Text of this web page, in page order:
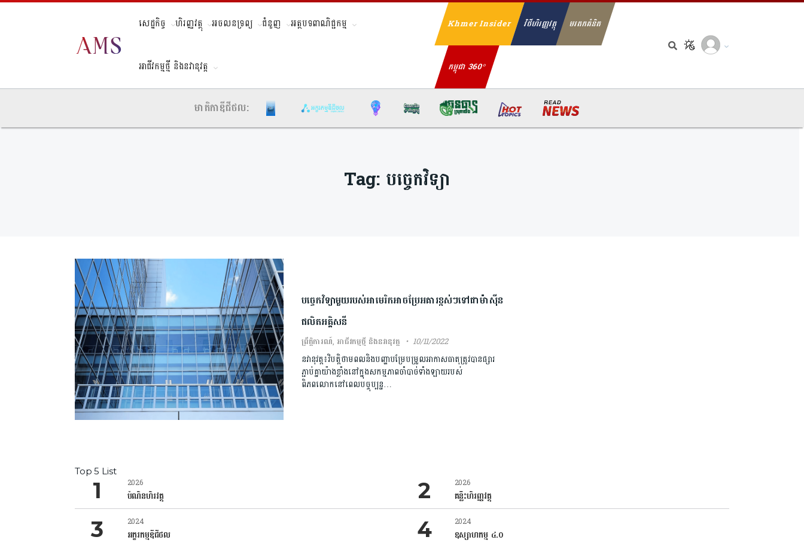
សេដ្ឋកិច្ច ហិរញ្ញវត្ថុ អចលនទ្រព្យ ជំនួញ អត្ថបទពាណិជ្ជកម្ម
អាជីវកម្មថ្មី និងនវានុវត្ត
Khmer Insider វិថីហិរញ្ញវត្ថុ មរតកគំនិត
កម្ពុជា 360°
មាតិកាឌីជីថល:
Tag: បច្ចេ្វកវិទ្យា
បច្ចេកវិទ្យាមួយរបស់អាមេរិកអាចប្រែអគារខ្ពស់ៗទៅជាម៉ាស៊ីន
ផលិតអគ្គិសនី
ព្រឹត្តិការណ៍, អាជីវកម្មថ្មី និងនវានុវត្ត 10/11/2022
នវានុវត្ត៖វិបត្តិថាមពលនិងបញ្ហាបម្រែបម្រួលអាកាសធាតុត្រូវបានផ្សារ
ភ្ជាប់គ្នាយ៉ាងខ្លាំងនៅក្នុងសកម្មភាពចាំបាច់ទាំងឡាយរបស់
ពិភពលោកនៅពេលបច្ចុប្បន្ន…
Top 5 List
2026
បំណិនហិរវត្ថុ
2026
គន្លឹះហិរញ្ញវត្ថុ
2024
អក្ខរកម្មឌីជីថល
2024
ឧស្សាហកម្ម ៤.០